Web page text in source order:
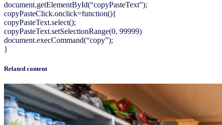
document.getElementById(“copyPasteText”);
copyPasteClick.onclick=function(){
copyPasteText.select();
copyPasteText.setSelectionRange(0, 99999)
document.execCommand(“copy”);
}
Related content